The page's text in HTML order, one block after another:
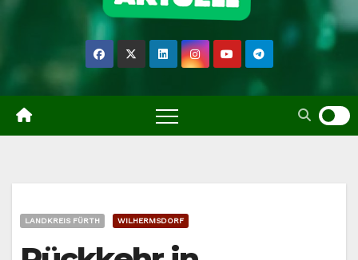
LANDKREIS FÜRTH WILHERMSDORF